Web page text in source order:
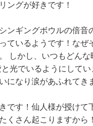
ングが好きです！
ンギングボウルの倍音
ているようです！なぜ
しかし、いつもどんな
光でいるようにしてい
になり涙があふれてき
です！仙人様が授けて
くさん起こりますから